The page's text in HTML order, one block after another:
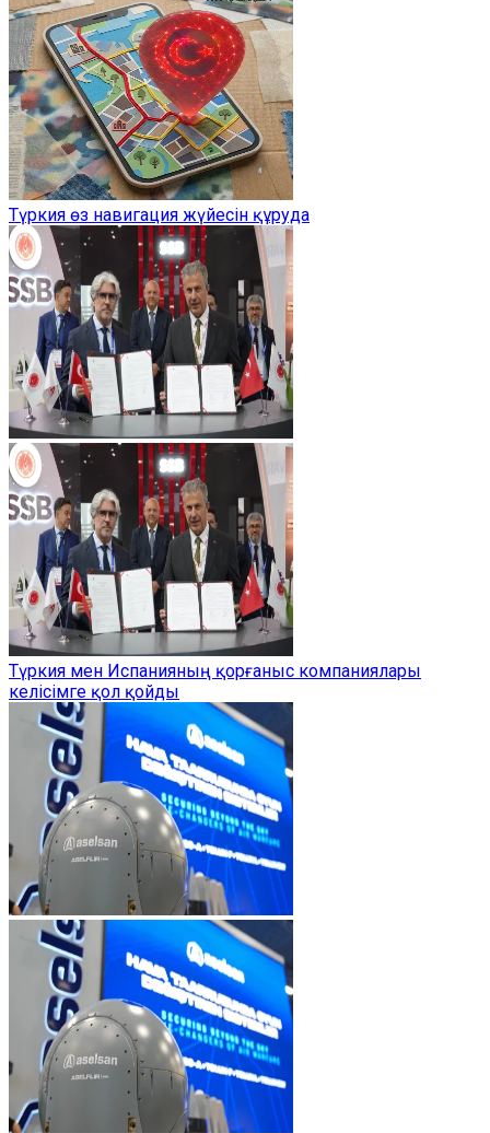
Түркия өз навигация жүйесін құруда
Түркия мен Испанияның қорғаныс компаниялары
келісімге қол қойды